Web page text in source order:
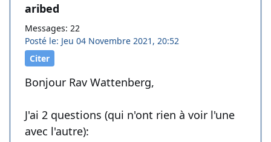
aribed
Messages: 22
Posté le: Jeu 04 Novembre 2021, 20:52
Citer
Bonjour Rav Wattenberg,
J'ai 2 questions (qui n'ont rien à voir l'une
avec l'autre):